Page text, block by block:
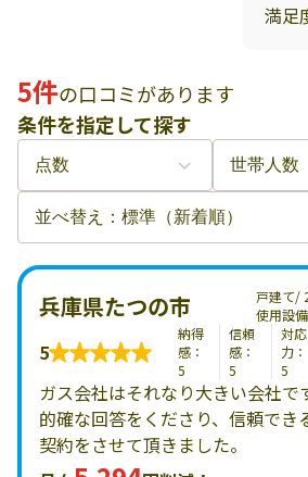
満足
5件の口コミがあります
条件を指定して探す
兵庫県たつの市
戸建て/
使用設
5
納得
感：
5
信頼
感：
5
対応
力：
5
ガス会社はそれなり大きい会社で
的確な回答をくださり、信頼でき
契約をさせて頂きました。